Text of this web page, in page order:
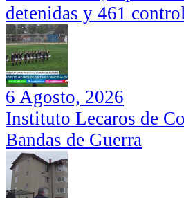
detenidas y 461
6 Agosto, 2026
Instituto Lecaros de
Bandas de Guerra